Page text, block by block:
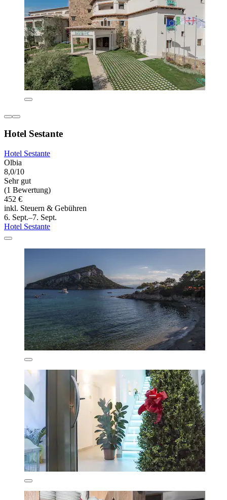
Hotel Sestante
Hotel Sestante
Olbia
8,0/10
Sehr gut
(1 Bewertung)
452 €
inkl. Steuern & Gebühren
6. Sept.–7. Sept.
Hotel Sestante